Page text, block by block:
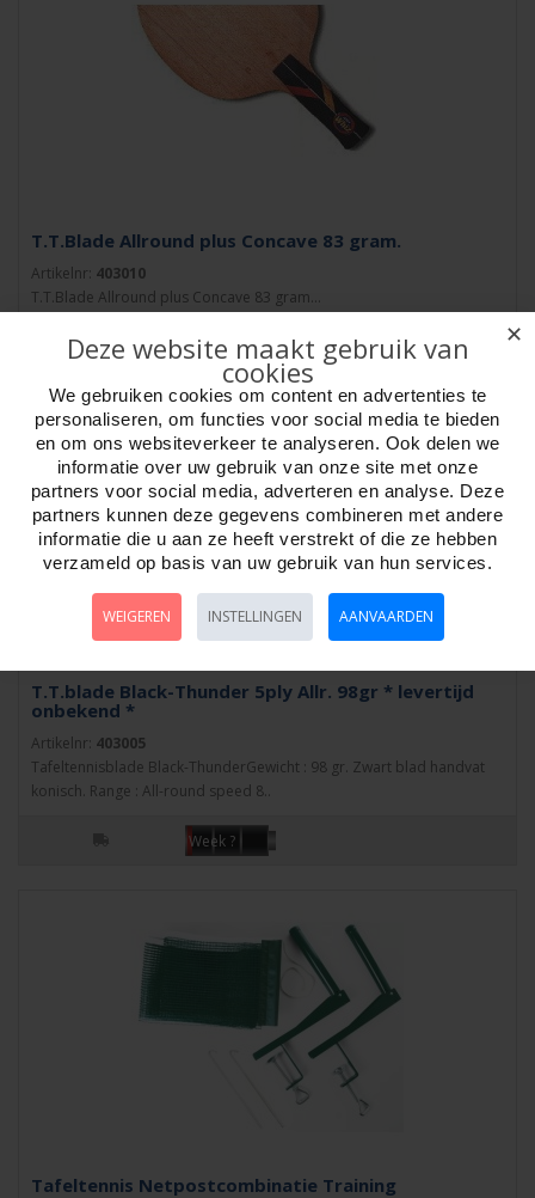
T.T.Blade Allround plus Concave 83 gram.
Artikelnr: 403010
T.T.Blade Allround plus Concave 83 gram...
T.T.blade Black-Thunder 5ply Allr. 98gr * levertijd
onbekend *
Artikelnr: 403005
Tafeltennisblade Black-ThunderGewicht : 98 gr. Zwart blad handvat
konisch. Range : All-round speed 8..
Week ?
Tafeltennis Netpostcombinatie Training
✕
Deze website maakt gebruik van
cookies
We gebruiken cookies om content en advertenties te
personaliseren, om functies voor social media te bieden
en om ons websiteverkeer te analyseren. Ook delen we
informatie over uw gebruik van onze site met onze
partners voor social media, adverteren en analyse. Deze
partners kunnen deze gegevens combineren met andere
informatie die u aan ze heeft verstrekt of die ze hebben
verzameld op basis van uw gebruik van hun services.
WEIGEREN INSTELLINGEN AANVAARDEN